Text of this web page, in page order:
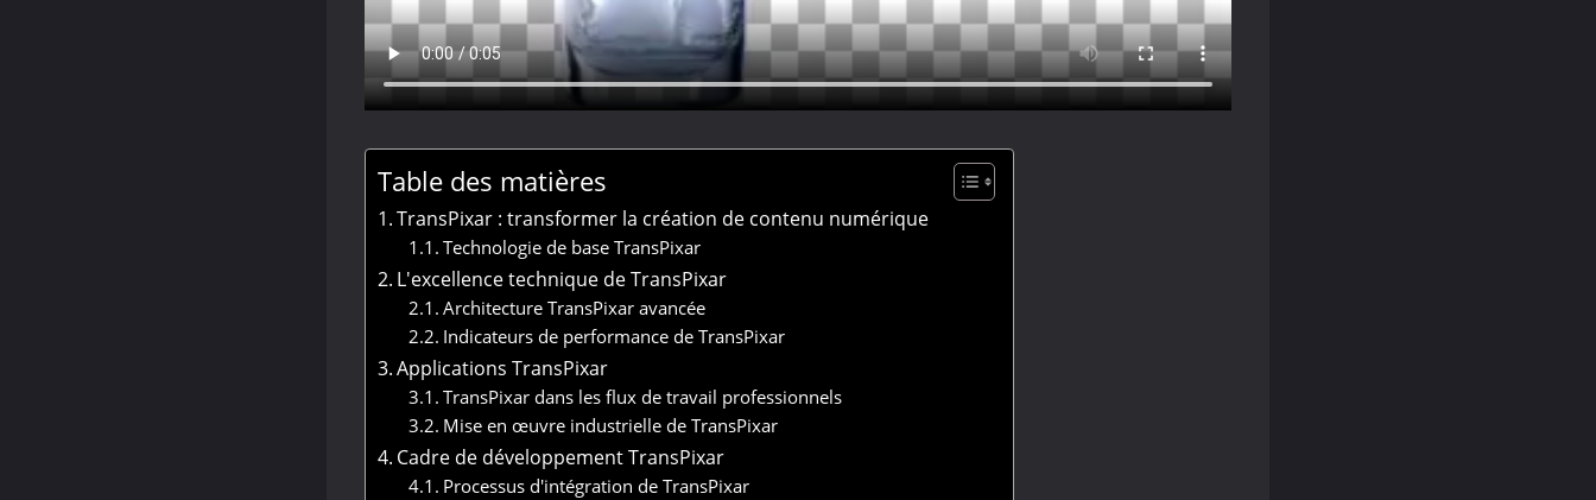
Table des matières
TransPixar : transformer la création de contenu numérique
Technologie de base TransPixar
L'excellence technique de TransPixar
Architecture TransPixar avancée
Indicateurs de performance de TransPixar
Applications TransPixar
TransPixar dans les flux de travail professionnels
Mise en œuvre industrielle de TransPixar
Cadre de développement TransPixar
Processus d'intégration de TransPixar